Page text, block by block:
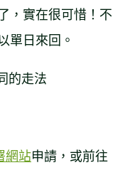
，實在很可惜！不
單日來回。
的走法
網站申請，或前往